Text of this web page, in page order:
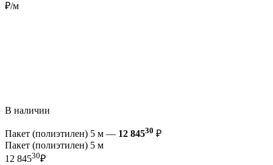
₽/м
В наличии
Пакет (полиэтилен) 5 м — 12 84530 ₽
Пакет (полиэтилен) 5 м
12 84530₽